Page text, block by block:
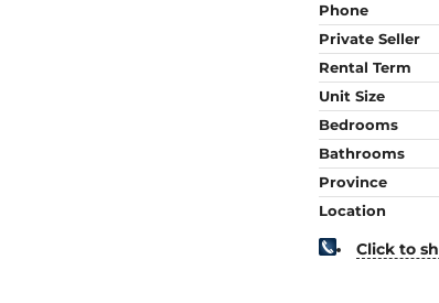
Phone
Private Seller
Rental Term
Unit Size
Bedrooms
Bathrooms
Province
Location
Click to